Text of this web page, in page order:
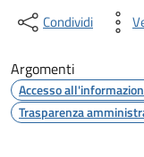
Condividi
Argomenti
Accesso
Trasparenza